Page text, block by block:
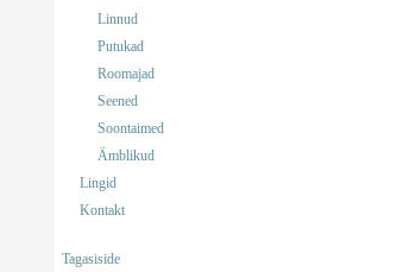
Linnud
Putukad
Roomajad
Seened
Soontaimed
Ämblikud
Lingid
Kontakt
Tagasiside